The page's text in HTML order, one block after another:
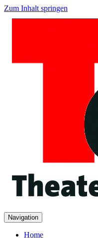
Zum Inhalt springen
Navigation
Home